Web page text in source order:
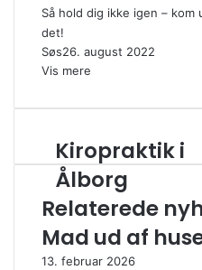
Så hold dig ikke igen –
det!
Søs26. august 2022
Vis mere
Kiropraktik
i
Ålborg
Kiropraktik i
Ålborg
Relaterede
Mad ud af
13. februar 2026